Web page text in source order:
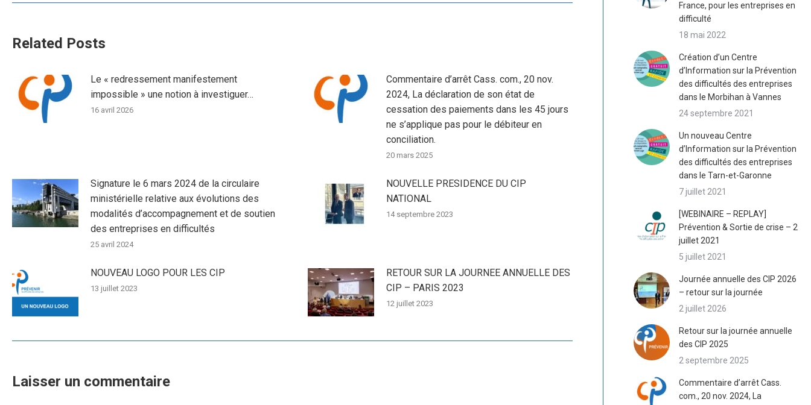
Related Posts
Le « redressement manifestement
impossible » une notion à investiguer…
16 avril 2026
Commentaire d’arrêt Cass. com., 20 nov.
2024, La déclaration de son état de
cessation des paiements dans les 45 jours
ne s’applique pas pour le débiteur en
conciliation.
20 mars 2025
Signature le 6 mars 2024 de la circulaire
ministérielle relative aux évolutions des
modalités d’accompagnement et de soutien
des entreprises en difficultés
25 avril 2024
NOUVELLE PRESIDENCE DU CIP
NATIONAL
14 septembre 2023
NOUVEAU LOGO POUR LES CIP
13 juillet 2023
RETOUR SUR LA JOURNEE ANNUELLE DES
CIP – PARIS 2023
12 juillet 2023
Laisser un commentaire
France, pour les entreprises en
difficulté
18 mai 2022
Création d’un Centre
d’Information sur la Prévention
des difficultés des entreprises
dans le Morbihan à Vannes
24 septembre 2021
Un nouveau Centre
d’Information sur la Prévention
des difficultés des entreprises
dans le Tarn-et-Garonne
7 juillet 2021
[WEBINAIRE – REPLAY]
Prévention & Sortie de crise – 2
juillet 2021
5 juillet 2021
Journée annuelle des CIP 2026
– retour sur la journée
2 juillet 2026
Retour sur la journée annuelle
des CIP 2025
2 septembre 2025
Commentaire d’arrêt Cass.
com., 20 nov. 2024, La